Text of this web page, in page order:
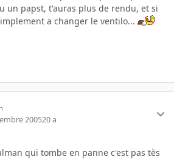
un papst, t'auras plus de rendu, et si
a changer le ventilo...
200520 a
qui tombe en panne c'est pas tès